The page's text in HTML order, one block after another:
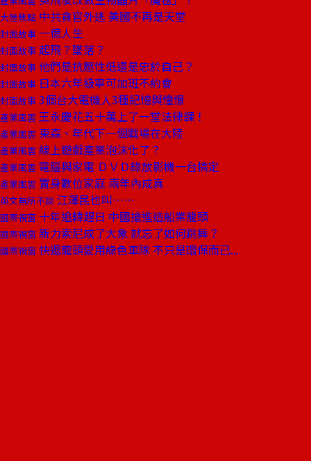
大陸焦點 中共貪官外逃 美國不再是天堂
封面故事 一億人生
封面故事 起飛？墜落？
封面故事 他們是抗壓性低還是忠於自己？
封面故事 日本六年級寧可加班不約會
封面故事 3個台大電機人3種記憶與憧憬
產業風雲 王永慶花五十萬上了一堂法律課！
產業風雲 東森、年代下一個戰場在大陸
產業風雲 線上遊戲產業泡沫化了？
產業風雲 電腦與家電 ＤＶＤ錄放影機一台搞定
產業風雲 置身數位家庭 兩年內成真
英文無所不談 江澤民也叫……
國際視窗 十年追韓趕日 中國搶進造船業龍頭
國際視窗 新力索尼成了大象 就忘了如何跳舞？
國際視窗 快遞龍頭愛用綠色車隊 不只是環保而已...